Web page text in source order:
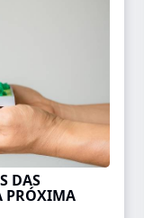
DAS
PRÓXIMA